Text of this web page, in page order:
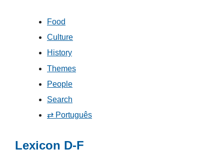
Food
Culture
History
Themes
People
Search
⇄ Português
Lexicon D-F